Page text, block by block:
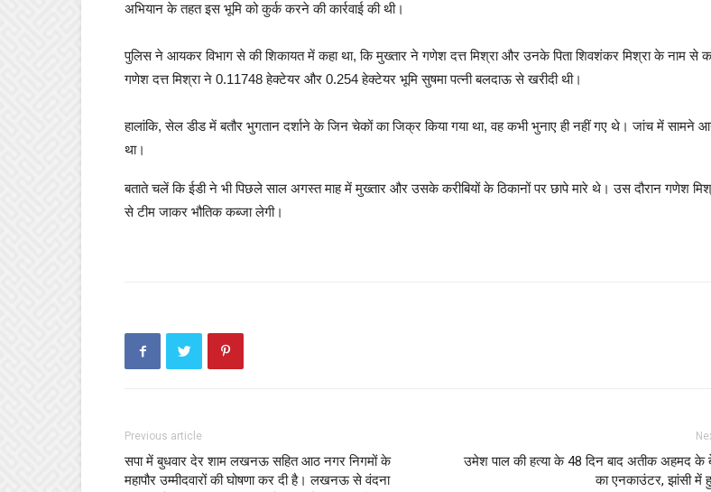
अभियान के तहत इस भूमि को कुर्क करने की कार्रवाई की थी।
पुलिस ने आयकर विभाग से की शिकायत में कहा था, कि मुख्तार ने गणेश दत्त मिश्रा और उनके पिता शिवशंकर मिश्रा के नाम से
गणेश दत्त मिश्रा ने 0.11748 हेक्टेयर और 0.254 हेक्टेयर भूमि सुषमा पत्नी बलदाऊ से खरीदी थी।
हालांकि, सेल डीड में बतौर भुगतान दर्शाने के जिन चेकों का जिक्र किया गया था, वह कभी भुनाए ही नहीं गए थे। जांच में सामने
था।
बताते चलें कि ईडी ने भी पिछले साल अगस्त माह में मुख्तार और उसके करीबियों के ठिकानों पर छापे मारे थे। उस दौरान गणेश
से टीम जाकर भौतिक कब्जा लेगी।
Previous article
सपा में बुधवार देर शाम लखनऊ सहित आठ नगर निगमों के
महापौर उम्मीदवारों की घोषणा कर दी है। लखनऊ से वंदना
उमेश पाल की हत्या के 48 दिन बाद अतीक अहमद
का एनकाउंटर, झांसी में